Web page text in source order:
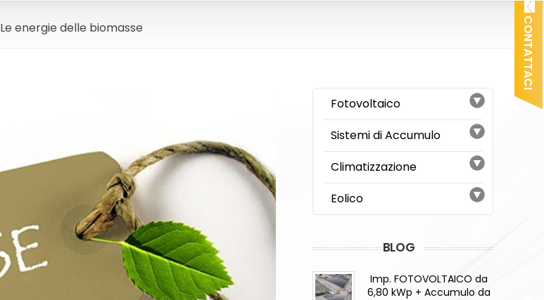
C
Le energie delle biomasse
Fotovoltaico
Sistemi di Accumulo
Climatizzazione
Eolico
BLOG
Imp. FOTOVOLTAICO da
6,80 kWp + Accumulo da